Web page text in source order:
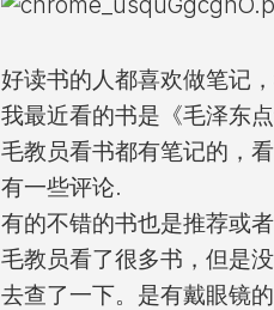
好读书的人都喜欢做笔记
我最近看的书是《毛泽东点
毛教员看书都有笔记的，
有一些评论.
有的不错的书也是推荐或
毛教员看了很多书，但是
去查了一下。是有戴眼镜